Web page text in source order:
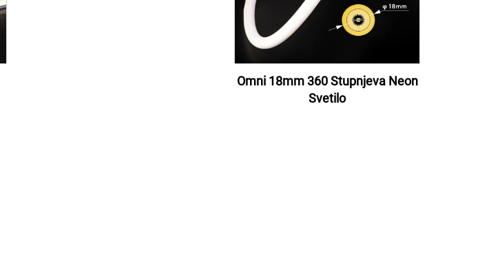
Omni 18mm 360 Stupnjeva Neon
Svetilo